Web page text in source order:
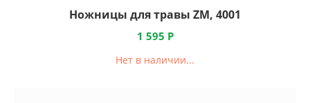
Ножницы для травы ZM, 4001
1 595 Р
Нет в наличии...